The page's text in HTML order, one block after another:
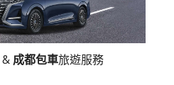
& 成都包車旅遊服務